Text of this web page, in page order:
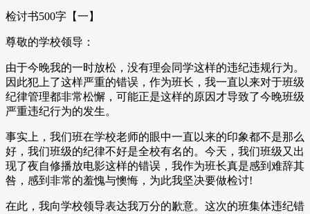
检讨书500字【一】
尊敬的学校领导：
由于今晚我的一时放松，没有理会同学这样的违纪违规行为。
因此犯上了这样严重的错误，作为班长，我一直以来对于班级
纪律管理都非常松懈，可能正是这样的原因才导致了今晚班级
严重违纪行为的发生。
事实上，我们班在学校老师的眼中一直以来的印象都不是那么
好，我们班级的纪律不好是全校有名的。今天，我们班级又出
现了夜自修播放电影这样的错误，我作为班长真是感到难辞其
咎，感到非常的羞愧与懊悔，为此我坚决要做检讨!
在此，我向学校领导表达我万分的歉意。这次的班集体违纪错